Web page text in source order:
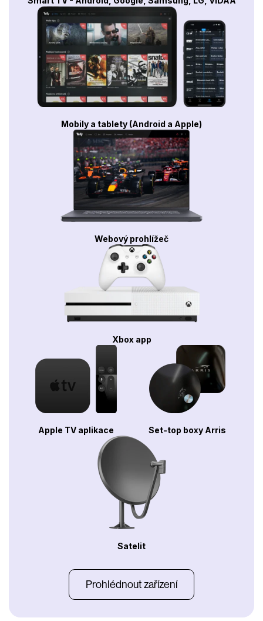
Mobily a tablety (Android a Apple)
Webový prohlížeč
Xbox app
Apple TV aplikace Set-top boxy Arris
Satelit
Prohlédnout zařízení